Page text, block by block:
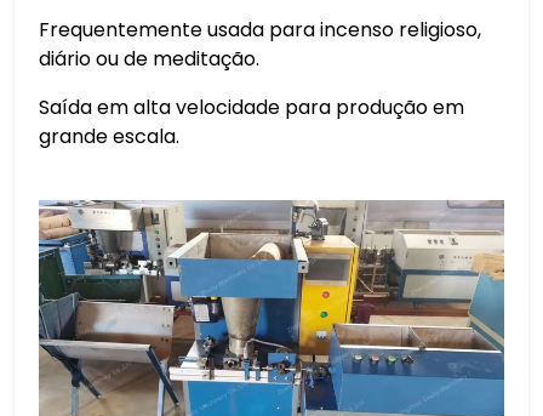
Frequentemente usada para incenso religioso,
diário ou de meditação.
Saída em alta velocidade para produção em
grande escala.